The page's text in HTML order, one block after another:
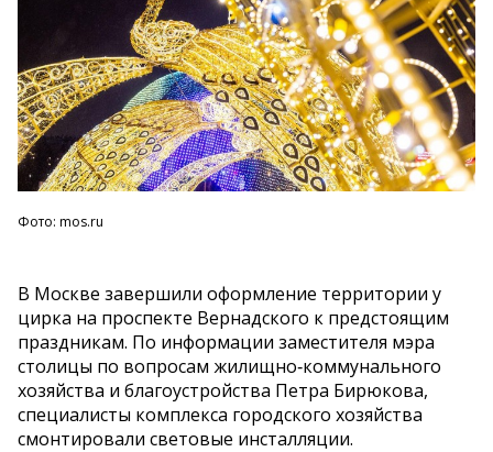
Фото: mos.ru
В Москве завершили оформление территории у
цирка на проспекте Вернадского к предстоящим
праздникам. По информации заместителя мэра
столицы по вопросам жилищно‑коммунального
хозяйства и благоустройства Петра Бирюкова,
специалисты комплекса городского хозяйства
смонтировали световые инсталляции.